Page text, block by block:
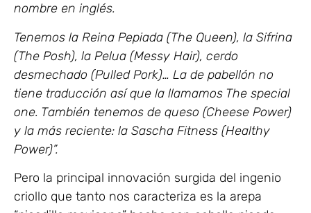
nombre en inglés.
Tenemos la Reina Pepiada (The Queen), la Sifrina
(The Posh), la Pelua (Messy Hair), cerdo
desmechado (Pulled Pork)… La de pabellón no
tiene traducción así que la llamamos The special
one. También tenemos de queso (Cheese Power)
y la más reciente: la Sascha Fitness (Healthy
Power)”.
Pero la principal innovación surgida del ingenio
criollo que tanto nos caracteriza es la arepa